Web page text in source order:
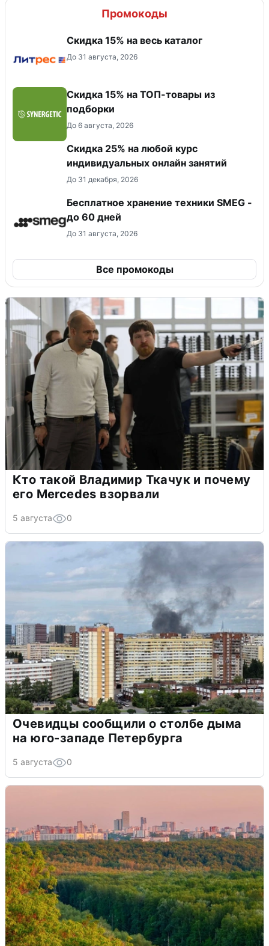
Промокоды
Скидка 15% на весь каталог
До 31 августа, 2026
Скидка 15% на ТОП-товары из
подборки
До 6 августа, 2026
Скидка 25% на любой курс
индивидуальных онлайн занятий
До 31 декабря, 2026
Бесплатное хранение техники SMEG -
до 60 дней
До 31 августа, 2026
Все промокоды
Кто такой Владимир Ткачук и почему
его Mercedes взорвали
5 августа 0
Очевидцы сообщили о столбе дыма
на юго-западе Петербурга
5 августа 0